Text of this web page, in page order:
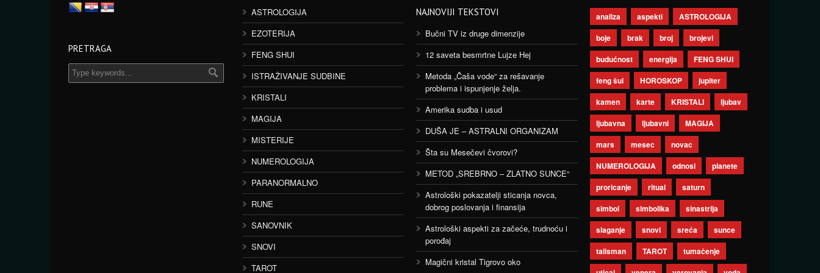
PRETRAGA
ASTROLOGIJA
EZOTERIJA
FENG SHUI
ISTRAŽIVANJE SUDBINE
KRISTALI
MAGIJA
MISTERIJE
NUMEROLOGIJA
PARANORMALNO
RUNE
SANOVNIK
SNOVI
TAROT
NAJNOVIJI TEKSTOVI
Bučni TV iz druge dimenzije
12 saveta besmrtne Lujze Hej
Metoda „Čaša vode“ za rešavanje
problema i ispunjenje želja.
Amerika sudba i usud
DUŠA JE – ASTRALNI ORGANIZAM
Šta su Mesečevi čvorovi?
METOD „SREBRNO – ZLATNO SUNCE“
Astrološki pokazatelji sticanja novca,
dobrog poslovanja i finansija
Astrološki aspekti za začeće, trudnoću i
porođaj
Magični kristal Tigrovo oko
analiza aspekti
ASTROLOGIJA
boje
brak broj
brojevi
budućnost
energija
FENG SHUI
feng šui
HOROSKOP
jupiter
kamen
karte KRISTALI
ljubav
ljubavna
ljubavni
MAGIJA
mars
mesec
novac
NUMEROLOGIJA
odnosi
planete
proricanje
ritual
saturn
simbol
simbolika
sinastrija
slaganje
snovi sreća
sunce
talisman
TAROT
tumačenje